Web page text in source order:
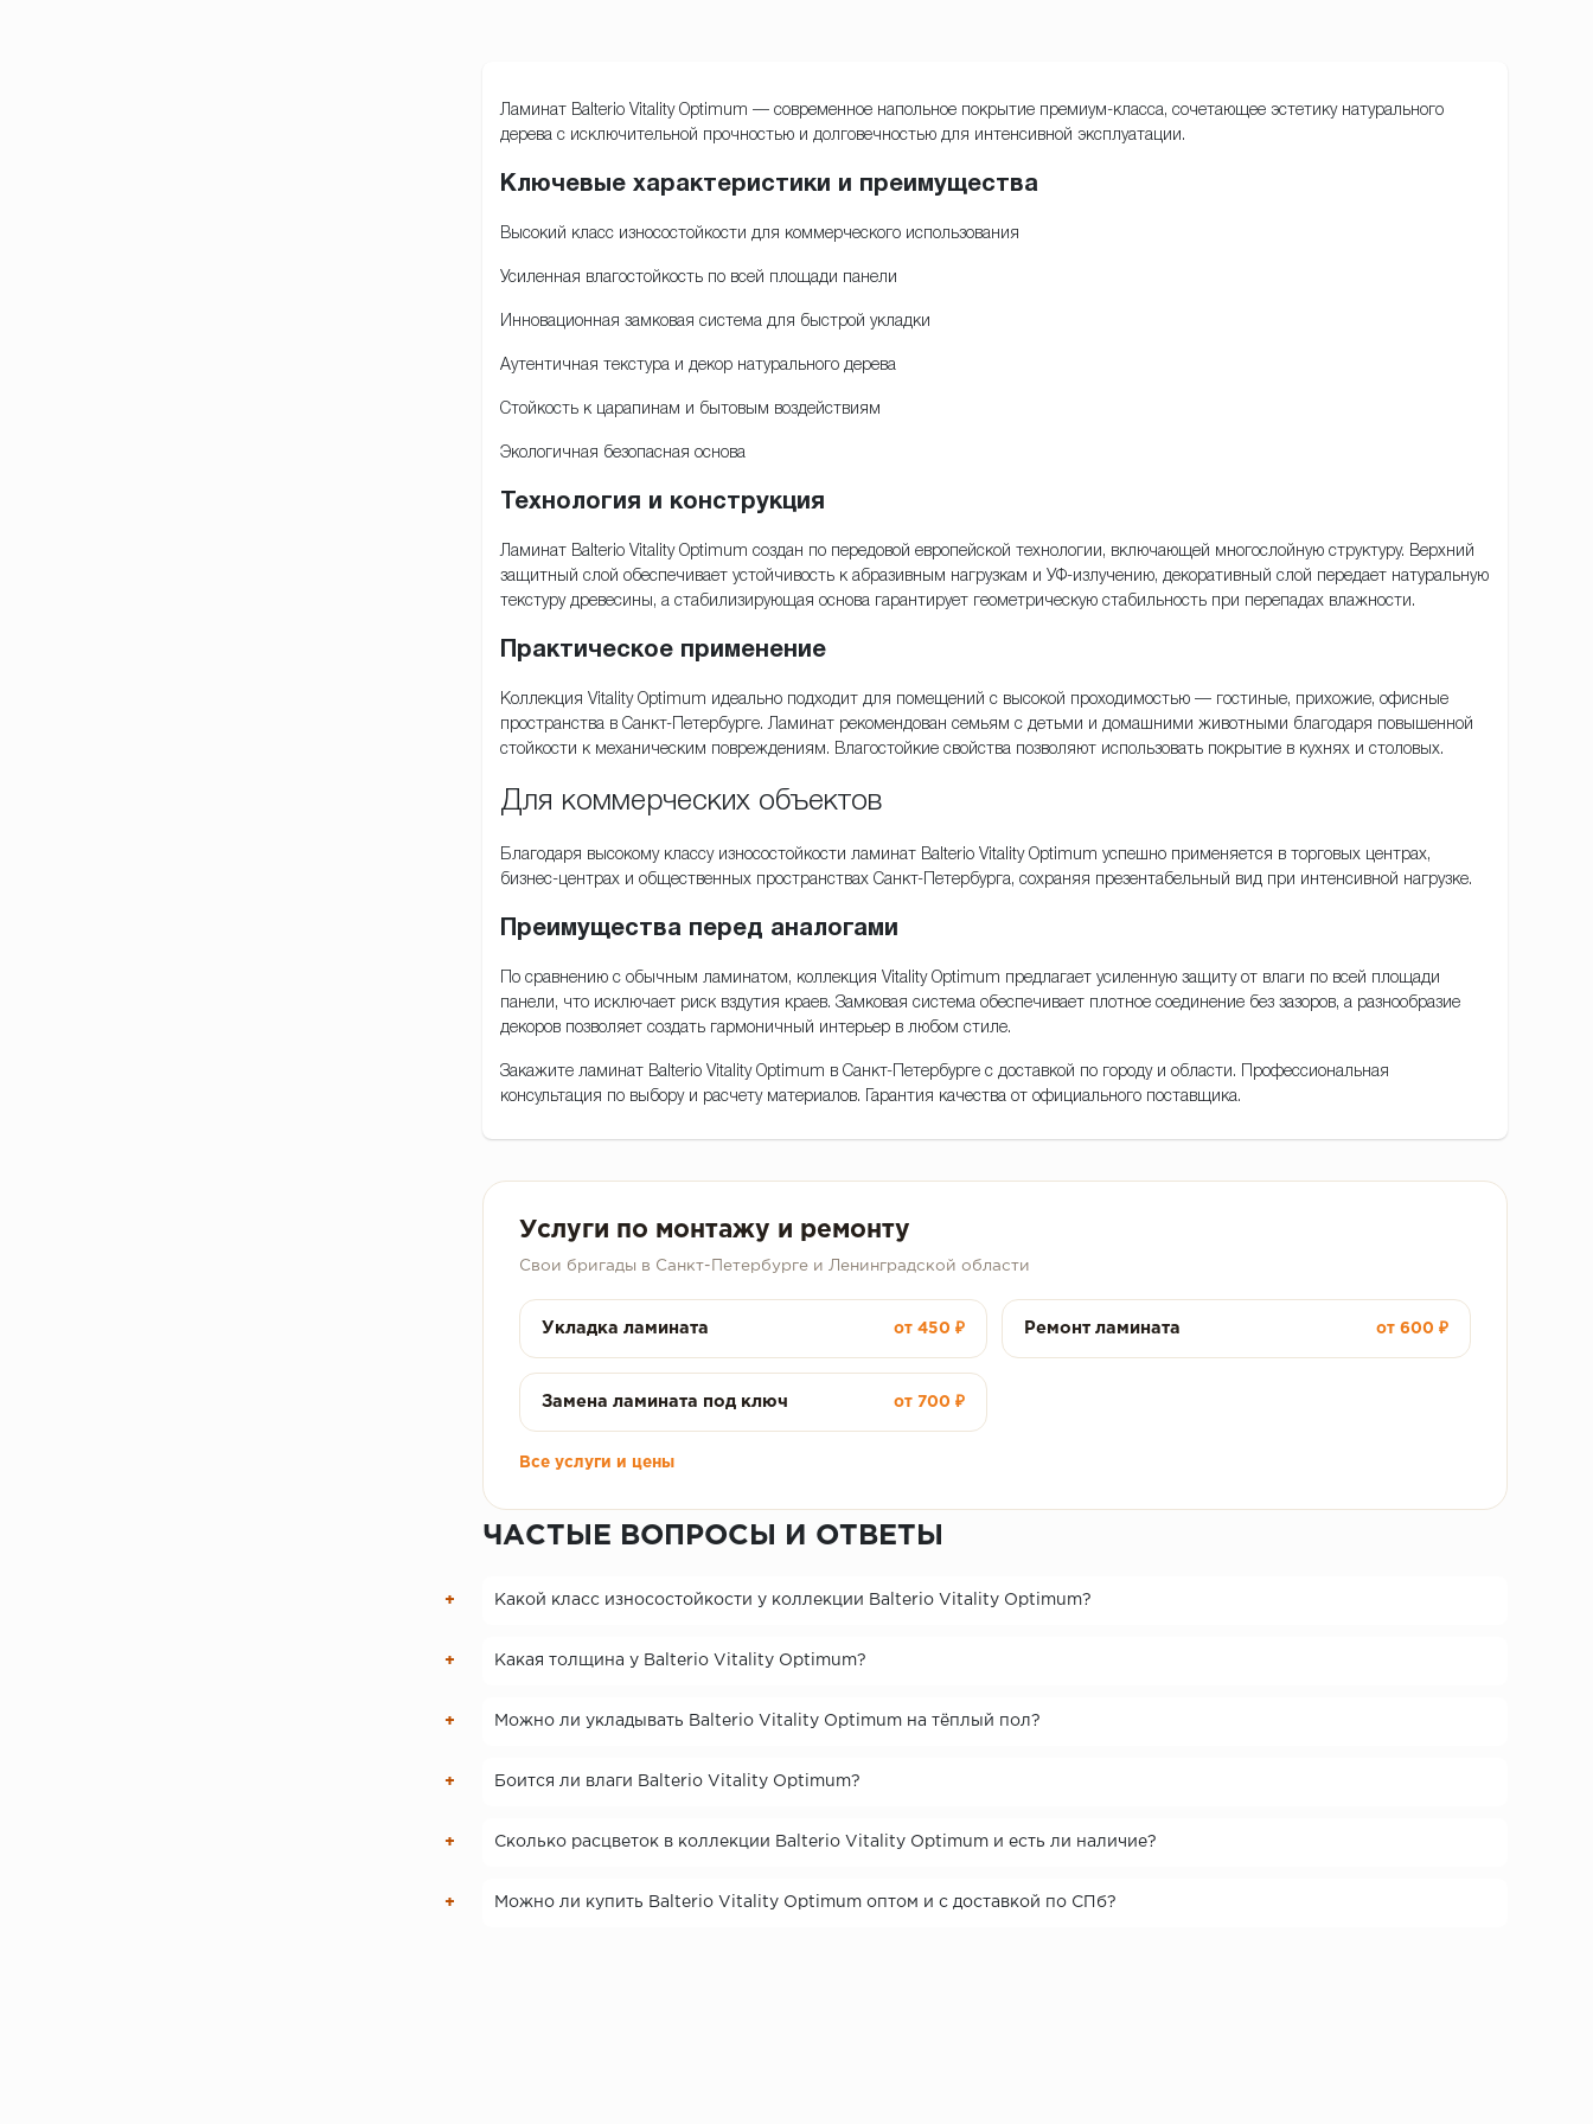
Ламинат Balterio Vitality Optimum — современное напольное покрытие премиум-класса, сочетающее эстетику натурального
дерева с исключительной прочностью и долговечностью для интенсивной эксплуатации.
Ключевые характеристики и преимущества
Высокий класс износостойкости для коммерческого использования
Усиленная влагостойкость по всей площади панели
Инновационная замковая система для быстрой укладки
Аутентичная текстура и декор натурального дерева
Стойкость к царапинам и бытовым воздействиям
Экологичная безопасная основа
Технология и конструкция
Ламинат Balterio Vitality Optimum создан по передовой европейской технологии, включающей многослойную структуру. Верхний
защитный слой обеспечивает устойчивость к абразивным нагрузкам и УФ-излучению, декоративный слой передает натуральную
текстуру древесины, а стабилизирующая основа гарантирует геометрическую стабильность при перепадах влажности.
Практическое применение
Коллекция Vitality Optimum идеально подходит для помещений с высокой проходимостью — гостиные, прихожие, офисные
пространства в Санкт-Петербурге. Ламинат рекомендован семьям с детьми и домашними животными благодаря повышенной
стойкости к механическим повреждениям. Влагостойкие свойства позволяют использовать покрытие в кухнях и столовых.
Для коммерческих объектов
Благодаря высокому классу износостойкости ламинат Balterio Vitality Optimum успешно применяется в торговых центрах,
бизнес-центрах и общественных пространствах Санкт-Петербурга, сохраняя презентабельный вид при интенсивной нагрузке.
Преимущества перед аналогами
По сравнению с обычным ламинатом, коллекция Vitality Optimum предлагает усиленную защиту от влаги по всей площади
панели, что исключает риск вздутия краев. Замковая система обеспечивает плотное соединение без зазоров, а разнообразие
декоров позволяет создать гармоничный интерьер в любом стиле.
Закажите ламинат Balterio Vitality Optimum в Санкт-Петербурге с доставкой по городу и области. Профессиональная
консультация по выбору и расчету материалов. Гарантия качества от официального поставщика.
Услуги по монтажу и ремонту
Свои бригады в Санкт-Петербурге и Ленинградской области
Укладка ламината от 450 ₽ Ремонт ламината от 600 ₽
Замена ламината под ключ от 700 ₽
Все услуги и цены
ЧАСТЫЕ ВОПРОСЫ И ОТВЕТЫ
Какой класс износостойкости у коллекции Balterio Vitality Optimum?
Какая толщина у Balterio Vitality Optimum?
Можно ли укладывать Balterio Vitality Optimum на тёплый пол?
Боится ли влаги Balterio Vitality Optimum?
Сколько расцветок в коллекции Balterio Vitality Optimum и есть ли наличие?
Можно ли купить Balterio Vitality Optimum оптом и с доставкой по СПб?